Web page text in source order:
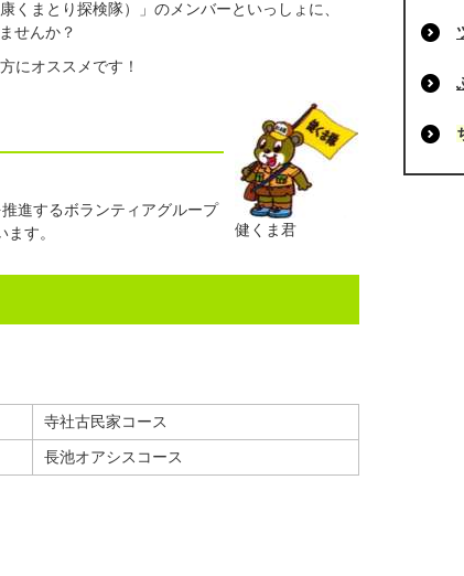
くまとり探検隊）」のメンバーといっしょに、
せんか？
にオススメです！
健くま君
進するボランティアグループ
す。
寺社古民家コース
長池オアシスコース